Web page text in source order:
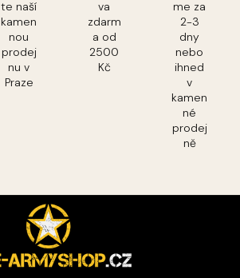
te naší
kamen
nou
prodej
nu v
Praze
va
zdarm
a od
2500
Kč
me za
2-3
dny
nebo
ihned
v
kamen
né
prodej
ně